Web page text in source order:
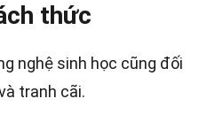
thức
nghệ sinh học cũng đối
tranh cãi.